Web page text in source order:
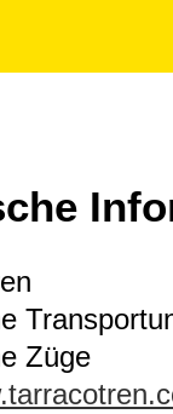
Züge